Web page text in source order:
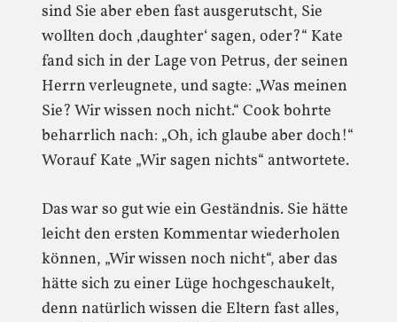
sind Sie aber eben fast ausgerutscht, Sie
wollten doch ‚daughter‘ sagen, oder?“ Kate
fand sich in der Lage von Petrus, der seinen
Herrn verleugnete, und sagte: „Was meinen
Sie? Wir wissen noch nicht.“ Cook bohrte
beharrlich nach: „Oh, ich glaube aber doch!“
Worauf Kate „Wir sagen nichts“ antwortete.
Das war so gut wie ein Geständnis. Sie hätte
leicht den ersten Kommentar wiederholen
können, „Wir wissen noch nicht“, aber das
hätte sich zu einer Lüge hochgeschaukelt,
denn natürlich wissen die Eltern fast alles,